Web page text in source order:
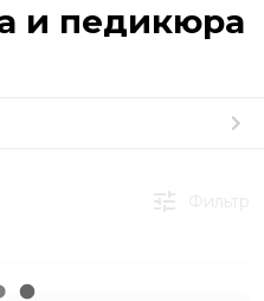
и педикюра
Фильтр